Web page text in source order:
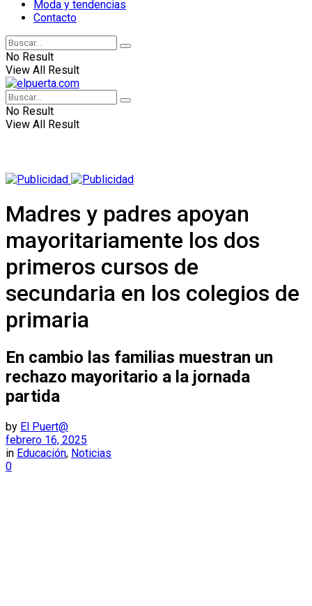
Moda y tendencias
Contacto
No Result
View All Result
No Result
View All Result
Madres y padres apoyan
mayoritariamente los dos
primeros cursos de
secundaria en los colegios de
primaria
En cambio las familias muestran un
rechazo mayoritario a la jornada
partida
by El Puert@
febrero 16, 2025
in Educación, Noticias
0